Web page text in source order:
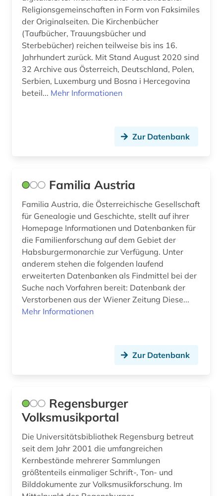
Religionsgemeinschaften in Form von Faksimiles
der Originalseiten. Die Kirchenbücher
(Taufbücher, Trauungsbücher und
Sterbebücher) reichen teilweise bis ins 16.
Jahrhundert zurück. Mit Stand August 2020 sind
32 Archive aus Österreich, Deutschland, Polen,
Serbien, Luxemburg und Bosna i Hercegovina
beteil... Mehr Informationen
Zur Datenbank
Familia Austria
Familia Austria, die Österreichische Gesellschaft
für Genealogie und Geschichte, stellt auf ihrer
Homepage Informationen und Datenbanken für
die Familienforschung auf dem Gebiet der
Habsburgermonarchie zur Verfügung. Unter
anderem stehen die folgenden laufend
erweiterten Datenbanken als Findmittel bei der
Suche nach Vorfahren bereit: Datenbank der
Verstorbenen aus der Wiener Zeitung Diese...
Mehr Informationen
Zur Datenbank
Regensburger
Volksmusikportal
Die Universitätsbibliothek Regensburg betreut
seit dem Jahr 2001 die umfangreichen
Kernbestände mehrerer Sammlungen
größtenteils einmaliger Schrift-, Ton- und
Bilddokumente zur Volksmusikforschung. Im